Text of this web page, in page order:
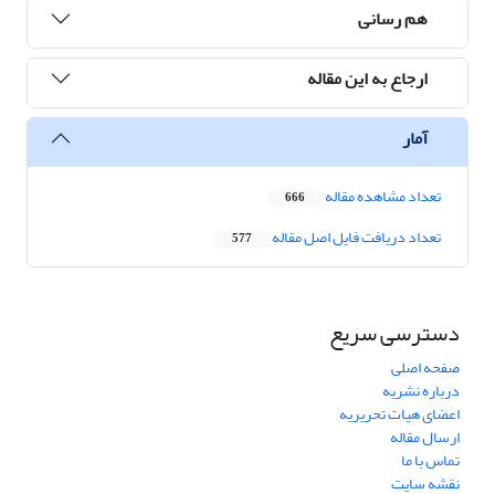
هم رسانی
ارجاع به این مقاله
آمار
تعداد مشاهده مقاله 666
تعداد دریافت فایل اصل مقاله 577
دسترسی سریع
صفحه اصلی
درباره نشریه
اعضای هیات تحریریه
ارسال مقاله
تماس با ما
نقشه سایت